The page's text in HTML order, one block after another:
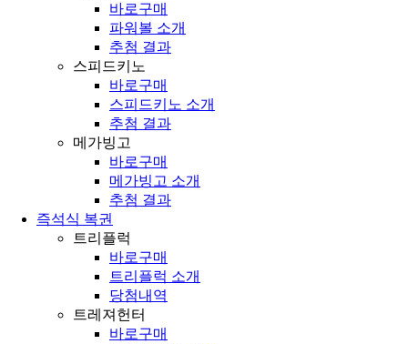
바로구매
파워볼 소개
추첨 결과
스피드키노
바로구매
스피드키노 소개
추첨 결과
메가빙고
바로구매
메가빙고 소개
추첨 결과
즉석식 복권
트리플럭
바로구매
트리플럭 소개
당첨내역
트레져헌터
바로구매